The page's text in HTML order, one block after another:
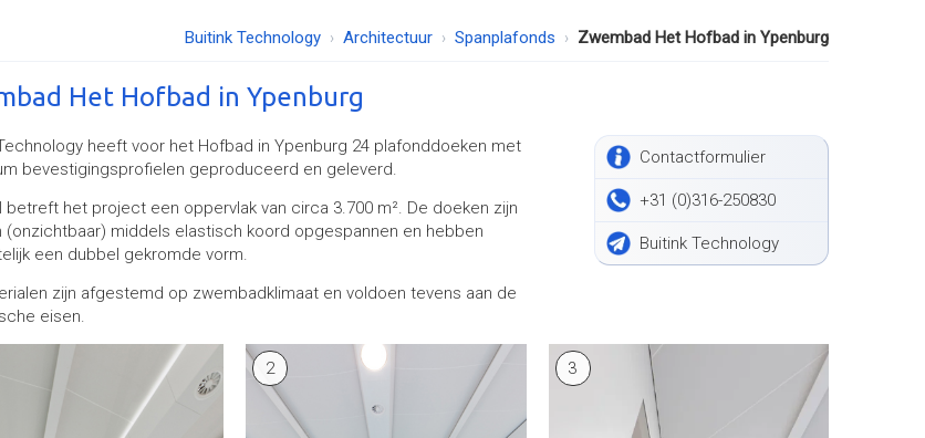
Buitink Technology Architectuur Spanplafonds Zwembad Het Hofbad in Ypenburg
Het Hofbad in Ypenburg
Contactformulier
+31 (0)316-250830
Buitink Technology
heeft voor het Hofbad in Ypenburg 24 plafonddoeken met
bevestigingsprofielen geproduceerd en geleverd.
betreft het project een oppervlak van circa 3.700 m². De doeken zijn
(onzichtbaar) middels elastisch koord opgespannen en hebben
een dubbel gekromde vorm.
zijn afgestemd op zwembadklimaat en voldoen tevens aan de
eisen.
2 3